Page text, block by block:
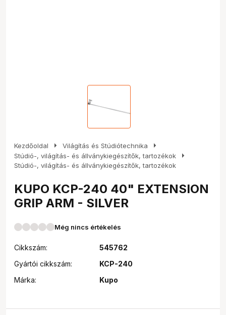
Kezdőoldal arrow_right Világítás és Stúdiótechnika arrow_right
Stúdió-, világítás- és állványkiegészítők, tartozékok arrow_right
Stúdió-, világítás- és állványkiegészítők, tartozékok
KUPO KCP-240 40" EXTENSION
GRIP ARM - SILVER
Még nincs értékelés
Cikkszám:
545762
Gyártói cikkszám:
KCP-240
Márka:
Kupo